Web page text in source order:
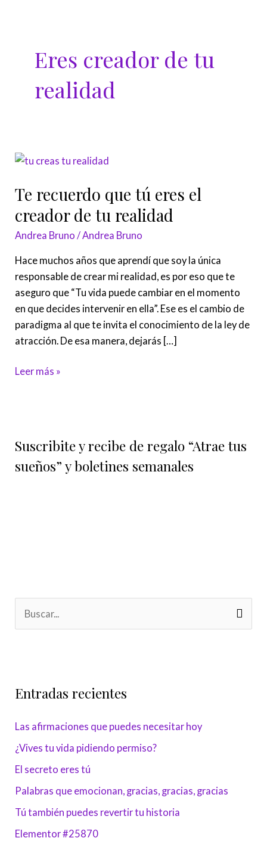
Eres creador de tu
realidad
Te recuerdo que tú eres el
creador de tu realidad
Andrea Bruno /Andrea Bruno
Hace muchos años que aprendí que soy la única
responsable de crear mi realidad, es por eso que te
aseguro que “Tu vida puede cambiar en el momento
en que decides intervenir en ella”. Ese es el cambio de
paradigma al que te invita el conocimiento de la ley de
atracción. De esa manera, dejarás […]
Te
que
eres
el
creador
realidad
Leer más »
Suscribite y recibe de regalo “Atrae tus
sueños” y boletines semanales
a
p
o
r
:
Entradas recientes
Las afirmaciones que puedes necesitar hoy
¿Vives tu vida pidiendo permiso?
El secreto eres tú
Palabras que emocionan, gracias, gracias, gracias
Tú también puedes revertir tu historia
Elementor #25870